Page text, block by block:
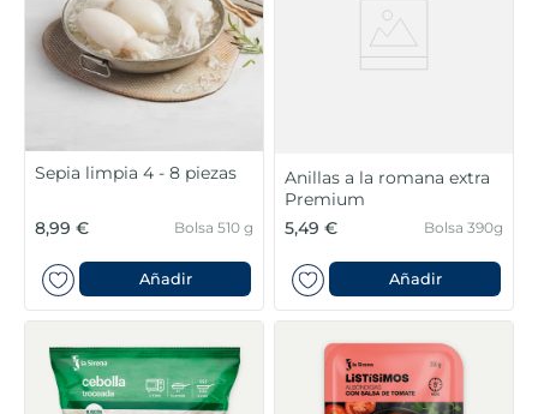
Sepia limpia 4 - 8 piezas
8,99 € Bolsa 510 g
Añadir
Anillas a la romana extra
Premium
5,49 €
Bolsa 390g
Añadir